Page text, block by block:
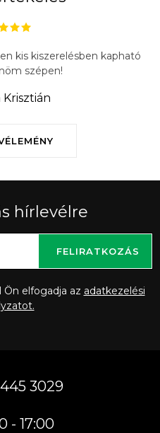
kis kiszerelésben kapható
szépen!
hírlevélre
elfogadja az adatkezelési
FELIRATKOZÁS
445 3029
- 17:00